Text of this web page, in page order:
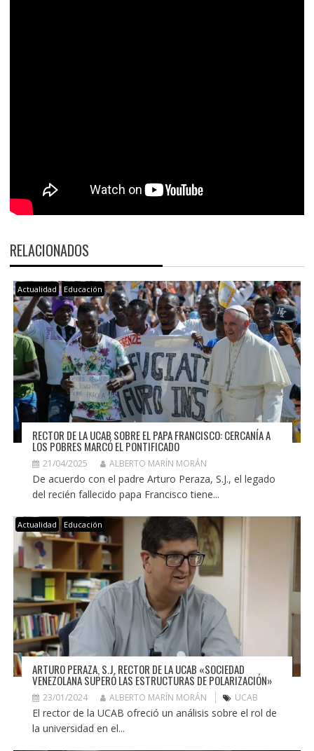
RELACIONADOS
Actualidad Educación
RECTOR DE LA UCAB SOBRE EL PAPA FRANCISCO: CERCANÍA A
LOS POBRES MARCÓ EL PONTIFICADO
21/04/2025 ALBERTO MARÍN MORÁN
De acuerdo con el padre Arturo Peraza, S.J., el legado
del recién fallecido papa Francisco tiene...
Actualidad Educación
ARTURO PERAZA, S.J. RECTOR DE LA UCAB «SOCIEDAD
VENEZOLANA SUPERÓ LAS ESTRUCTURAS DE POLARIZACIÓN»
23/01/2024 ALBERTO MARÍN MORÁN UCAB
El rector de la UCAB ofreció un análisis sobre el rol de
la universidad en el...